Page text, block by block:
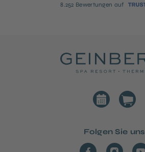
8.252 Bewertungen auf
Folgen Sie uns